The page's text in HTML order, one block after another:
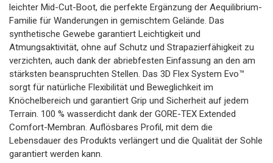
leichter Mid-Cut-Boot, die perfekte Ergänzung der Aequilibrium-
Familie für Wanderungen in gemischtem Gelände. Das
synthetische Gewebe garantiert Leichtigkeit und
Atmungsaktivität, ohne auf Schutz und Strapazierfähigkeit zu
verzichten, auch dank der abriebfesten Einfassung an den am
stärksten beanspruchten Stellen. Das 3D Flex System Evo™
sorgt für natürliche Flexibilität und Beweglichkeit im
Knöchelbereich und garantiert Grip und Sicherheit auf jedem
Terrain. 100 % wasserdicht dank der GORE-TEX Extended
Comfort-Membran. Auflösbares Profil, mit dem die
Lebensdauer des Produkts verlängert und die Qualität der Sohle
garantiert werden kann.